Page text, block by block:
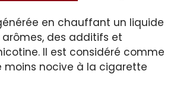
en chauffant un liquide
des additifs et
Il est considéré comme
moins nocive à la cigarette